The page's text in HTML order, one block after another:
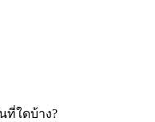
ที่ใดบ้าง?